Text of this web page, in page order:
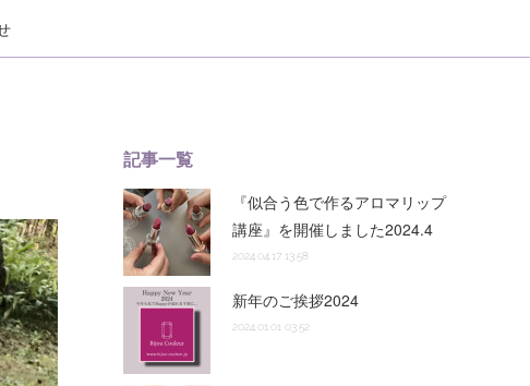
記事一覧
『似合う色で作るアロマリップ
講座』を開催しました2024.4
2024.04.17 13:58
新年のご挨拶2024
2024.01.01 03:52